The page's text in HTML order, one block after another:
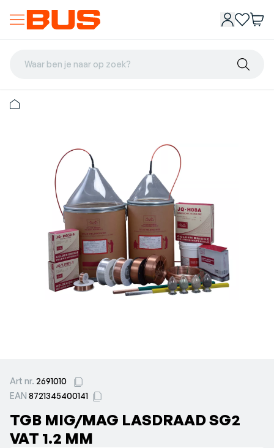
Waar ben je naar op zoek?
Art nr. 2691010
EAN 8721345400141
TGB MIG/MAG LASDRAAD SG2
VAT 1.2 MM